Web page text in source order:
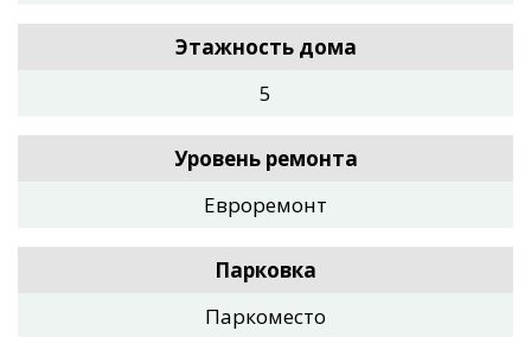
Этажность дома
5
Уровень ремонта
Евроремонт
Парковка
Паркоместо